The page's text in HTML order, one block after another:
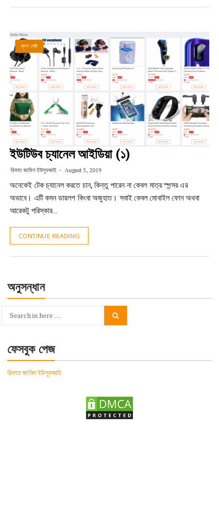
ব্লগ পোষ্ট
ইউটিউব চ্যানেল আইডিয়া (১)
রিফাত জামিল ইউসুফজাই August 5, 2019
অনেকেই টেক চ্যানেল করতে চান, কিন্তু পারেন না কেবল মাত্র স্পন্সর এর
অভাবে। এটি কমন ডায়লগ কিংবা অজুহাত। সবাই কেবল মোবাইল ফোন অথবা
আরেকটু পরিস্কার…
CONTINUE READING
অনুসন্ধান
Search
ফেসবুক পেজ
রিফাত জামিল ইউসুফজাই